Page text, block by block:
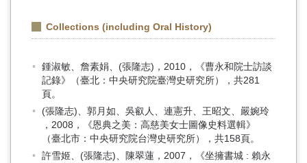
Collections (including Oral History)
鍾淑敏、詹素娟、(張隆志)，2010，《曹永和院士訪談
記錄》（臺北：中央研究院臺灣史研究所），共281
頁。
(張隆志)、郭月如、吳叡人、連憲升、王昭文、嚴婉玲
，2008，《恩典之美：高慈美女士圖像史料選輯》
（臺北市：中央研究院台灣史研究所），共158頁。
許雪姬、(張隆志)、陳翠蓮，2007，《坐擁書城 : 賴永